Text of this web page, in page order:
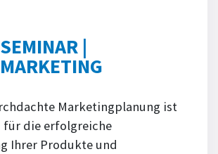
|
Marketingplanung ist
für die erfolgreiche
Ihrer Produkte und